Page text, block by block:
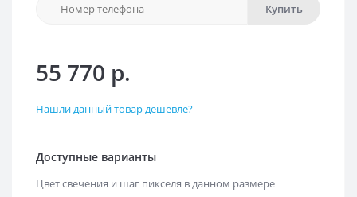
Купить
55 770 р.
Нашли данный товар дешевле?
Доступные варианты
Цвет свечения и шаг пикселя в данном размере